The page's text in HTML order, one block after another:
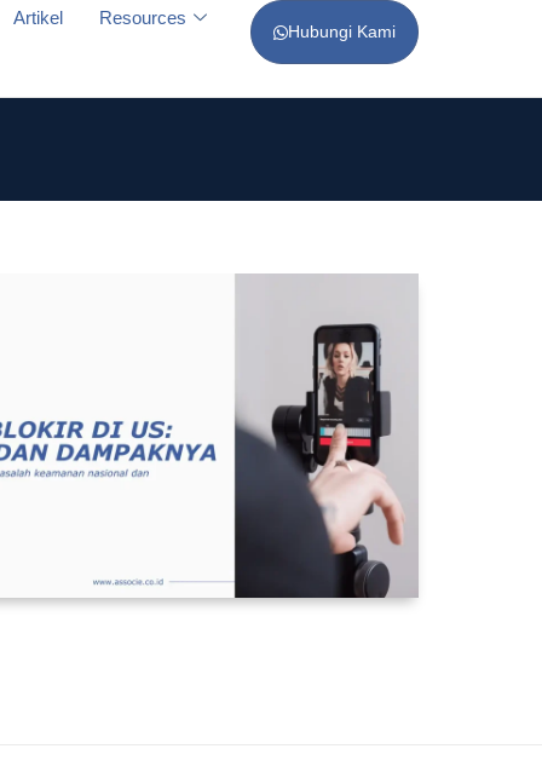
Artikel Resources
Hubungi Kami